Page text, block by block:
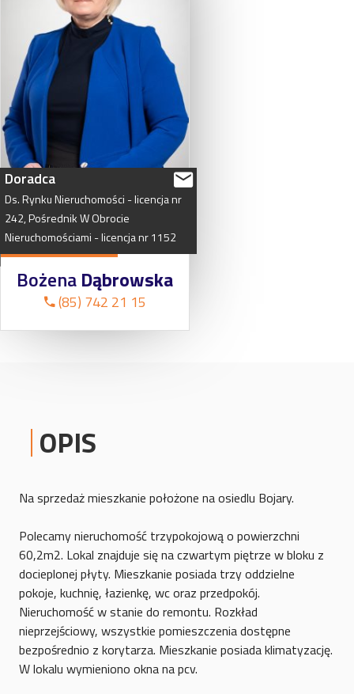
Doradca
Ds.RynkuNieruchomości -licencjanr
242,PośrednikWObrocie
Nieruchomościami -licencjanr1152
BożenaDąbrowska
(85) 742 21 15
OPIS
Na sprzedaż mieszkanie położone na osiedlu Bojary.
Polecamy nieruchomość trzypokojową o powierzchni
60,2m2. Lokal znajduje się na czwartym piętrze w bloku z
docieplonej płyty. Mieszkanie posiada trzy oddzielne
pokoje, kuchnię, łazienkę, wc oraz przedpokój.
Nieruchomość w stanie do remontu. Rozkład
nieprzejściowy, wszystkie pomieszczenia dostępne
bezpośrednio z korytarza. Mieszkanie posiada klimatyzację.
W lokalu wymieniono okna na pcv.